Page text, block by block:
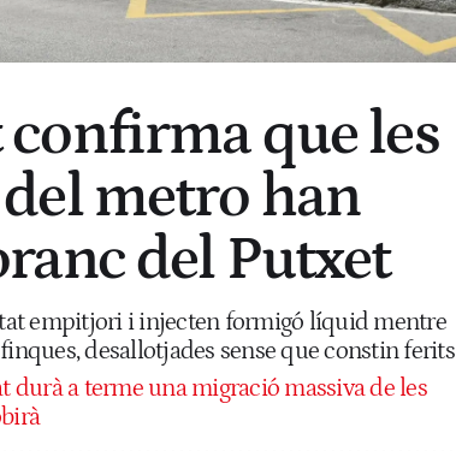
que les
metro han
del Putxet
empitjori i injecten formigó líquid mentre
desallotjades sense que constin ferits
durà a terme una migració massiva de les